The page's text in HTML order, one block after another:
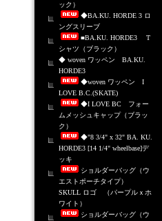
ック）
◆BA.KU. HORDE 3 ロ
ングスリーブ
■BA.KU. HORDE3 T
シャツ（ブラック）
◆ woven ワッペン BA.KU.
HORDE3
◆woven ワッペン I
LOVE B.C.(SKATE)
◆I LOVE BC フォー
ムメッシュキャップ（ブラッ
ク）
◆"8 3/4" x 32" BA. KU.
HORDE3 [14 1/4" wheelbase]デ
ッキ
ショルダーバッグ（ウ
エストポーチタイプ）
SKULL ロゴ （パープルｘホ
ワイト）
ショルダーバッグ（ウ